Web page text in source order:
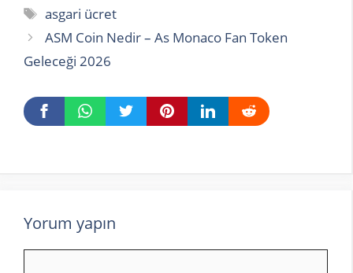
Etiketler
asgari ücret
ASM Coin Nedir – As Monaco Fan Token
Geleceği 2026
Yorum yapın